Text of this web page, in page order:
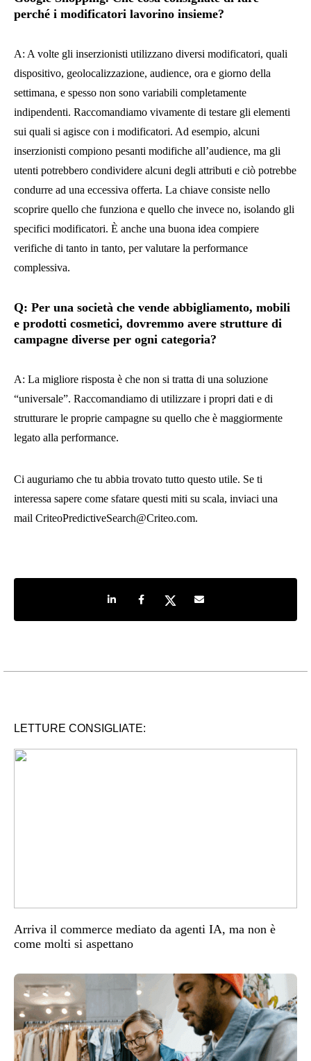
perché i modificatori lavorino insieme?
A: A volte gli inserzionisti utilizzano diversi modificatori, quali
dispositivo, geolocalizzazione, audience, ora e giorno della
settimana, e spesso non sono variabili completamente
indipendenti. Raccomandiamo vivamente di testare gli elementi
sui quali si agisce con i modificatori. Ad esempio, alcuni
inserzionisti compiono pesanti modifiche all’audience, ma gli
utenti potrebbero condividere alcuni degli attributi e ciò potrebbe
condurre ad una eccessiva offerta. La chiave consiste nello
scoprire quello che funziona e quello che invece no, isolando gli
specifici modificatori. È anche una buona idea compiere
verifiche di tanto in tanto, per valutare la performance
complessiva.
Q: Per una società che vende abbigliamento, mobili
e prodotti cosmetici, dovremmo avere strutture di
campagne diverse per ogni categoria?
A: La migliore risposta è che non si tratta di una soluzione
“universale”. Raccomandiamo di utilizzare i propri dati e di
strutturare le proprie campagne su quello che è maggiormente
legato alla performance.
Ci auguriamo che tu abbia trovato tutto questo utile. Se ti
interessa sapere come sfatare questi miti su scala, inviaci una
mail CriteoPredictiveSearch@Criteo.com.
Share on LinkedIn
Share on Facebook
Share on TwitterShare by e-mail
LETTURE CONSIGLIATE:
Arriva il commerce mediato da agenti IA, ma non è
come molti si aspettano